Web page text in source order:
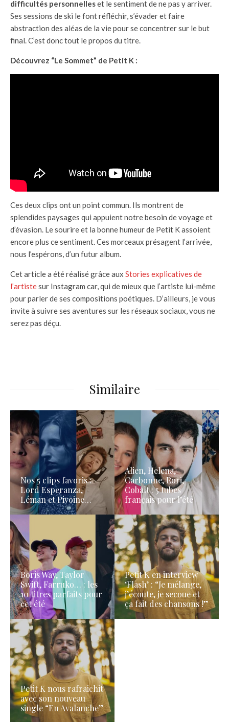
difficultés personnelleset le sentiment de ne pas y arriver.
Ses sessions de ski le font réfléchir, s’évader et faire
abstraction des aléas de la vie pour se concentrer sur le but
final. C’est donc tout le propos du titre.
Découvrez “Le Sommet” de Petit K :
Ces deux clips ont un point commun. Ils montrent de
splendides paysages qui appuient notre besoin de voyage et
d’évasion. Le sourire et la bonne humeur de Petit K assoient
encore plus ce sentiment. Ces morceaux présagent l’arrivée,
nous l’espérons, d’un futur album.
Cet article a été réalisé grâce aux Stories explicatives de
l’artistesur Instagram car, qui de mieux que l’artiste lui-même
pour parler de ses compositions poétiques. D’ailleurs, je vous
invite à suivre ses aventures sur les réseaux sociaux, vous ne
serez pas déçu.
Similaire
Nos 5 clips favoris :
Lord Esperanza,
Léman et Pivoine…
Alien, Helena,
Carbonne, Rori,
Cobalt : 5 tubes
français pour l’été
Boris Way, Taylor
Swift, Farruko… : les
10 titres parfaits pour
cet été
Petit K en interview
‘Flash’ : “Je mélange,
j’écoute, je secoue et
ça fait des chansons !”
Petit K nous rafraichit
avec son nouveau
single “En Avalanche”